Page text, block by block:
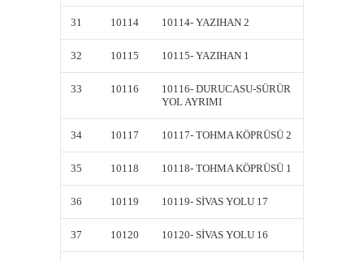
31 10114 10114- YAZIHAN 2
32 10115 10115- YAZIHAN 1
33 10116
10116- DURUCASU-SÜRÜR
YOL AYRIMI
34 10117 10117- TOHMA KÖPRÜSÜ 2
35 10118 10118- TOHMA KÖPRÜSÜ 1
36 10119 10119- SİVAS YOLU 17
37 10120 10120- SİVAS YOLU 16